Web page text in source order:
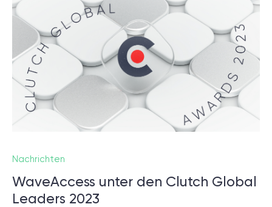
Nachrichten
WaveAccess unter den Clutch Global
Leaders 2023
հայերեն
English (UK)
Deutsch
Dansk
English
© 2000 – 2026 WaveAccess
, All Rights Reserved.
Datenschutzrichtlinie
Cookie-Erklärung